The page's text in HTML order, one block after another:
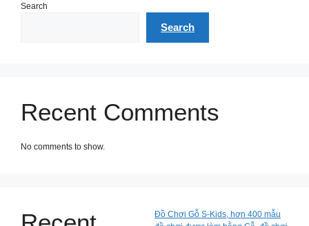
Search
Search
Recent Comments
No comments to show.
Đồ Chơi Gỗ S-Kids, hơn 400 mẫu